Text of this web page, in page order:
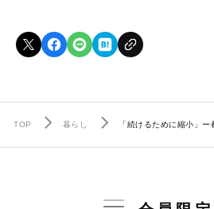
TOP 暮らし 「続けるために縮小」